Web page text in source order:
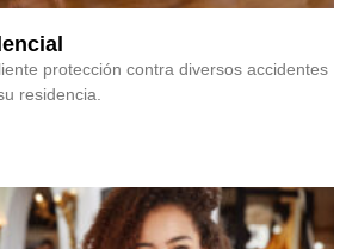
protección contra diversos accidentes
residencia.